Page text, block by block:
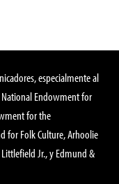
especialmente al
National Endowment for
for the
for Folk Culture, Arhoolie
Littlefield Jr., y Edmund &